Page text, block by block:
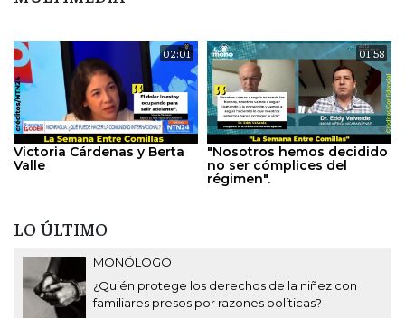
02:01
Victoria Cárdenas y Berta
Valle
01:58
"Nosotros hemos decidido
no ser cómplices del
régimen".
LO ÚLTIMO
MONÓLOGO
¿Quién protege los derechos de la niñez con
familiares presos por razones políticas?